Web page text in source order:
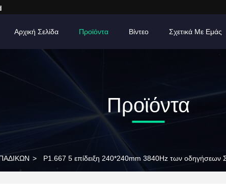
Αρχική Σελίδα Προϊόντα Βίντεο Σχετικά Με Εμάς
Προϊόντα
> P1.667 5 επίδειξη 240*240mm 3840Hz των